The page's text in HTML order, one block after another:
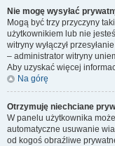
Nie mogę wysyłać
Mogą być trzy przyczyny
użytkownikiem lub nie
witryny wyłączył
– administrator witryny
Aby uzyskać więcej
Na górę
Otrzymuję niechciane
W panelu użytkownika
automatyczne usuwanie
od kogoś obraźliwe